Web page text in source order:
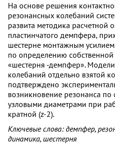
На основе решения
резонансных колебаний
развита методика расчетной
пластинчатого демпфера,
шестерне монтажным
по определению
«шестерня -демпфер».
колебаний отдельно взятой
подтверждено
возникновение резонанса
узловыми диаметрами при
кратной (z-2).
Ключевые слова: демпфер,
динамика, шестерня